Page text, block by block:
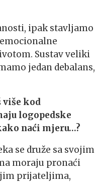
ipak stavljamo
Sustav veliki
jedan debalans,
više kod
logopedske
naći mjeru…?
se druže sa svojim
moraju pronaći
prijateljima,